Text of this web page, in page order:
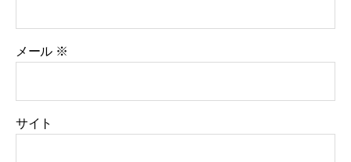
メール ※
サイト